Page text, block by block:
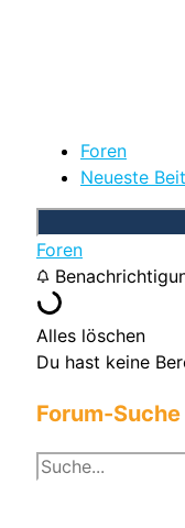
Foren
Neueste
Foren
Alles löschen
Du hast keine
Forum-Suche